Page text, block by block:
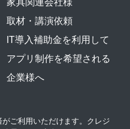
取材・講演依頼
IT導入補助金を利用して
アプリ制作を希望される
企業様へ
ご利用いただけます。クレジ